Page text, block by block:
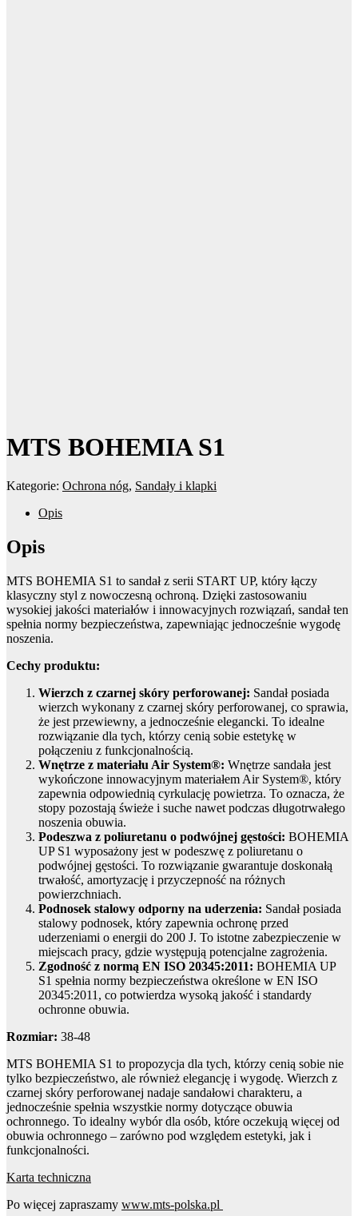
MTS BOHEMIA S1
Kategorie: Ochrona nóg, Sandały i klapki
Opis
Opis
MTS BOHEMIA S1 to sandał z serii START UP, który łączy
klasyczny styl z nowoczesną ochroną. Dzięki zastosowaniu
wysokiej jakości materiałów i innowacyjnych rozwiązań, sandał ten
spełnia normy bezpieczeństwa, zapewniając jednocześnie wygodę
noszenia.
Cechy produktu:
Wierzch z czarnej skóry perforowanej: Sandał posiada
wierzch wykonany z czarnej skóry perforowanej, co sprawia,
że jest przewiewny, a jednocześnie elegancki. To idealne
rozwiązanie dla tych, którzy cenią sobie estetykę w
połączeniu z funkcjonalnością.
Wnętrze z materiału Air System®: Wnętrze sandała jest
wykończone innowacyjnym materiałem Air System®, który
zapewnia odpowiednią cyrkulację powietrza. To oznacza, że
stopy pozostają świeże i suche nawet podczas długotrwałego
noszenia obuwia.
Podeszwa z poliuretanu o podwójnej gęstości: BOHEMIA
UP S1 wyposażony jest w podeszwę z poliuretanu o
podwójnej gęstości. To rozwiązanie gwarantuje doskonałą
trwałość, amortyzację i przyczepność na różnych
powierzchniach.
Podnosek stalowy odporny na uderzenia: Sandał posiada
stalowy podnosek, który zapewnia ochronę przed
uderzeniami o energii do 200 J. To istotne zabezpieczenie w
miejscach pracy, gdzie występują potencjalne zagrożenia.
Zgodność z normą EN ISO 20345:2011: BOHEMIA UP
S1 spełnia normy bezpieczeństwa określone w EN ISO
20345:2011, co potwierdza wysoką jakość i standardy
ochronne obuwia.
Rozmiar: 38-48
MTS BOHEMIA S1 to propozycja dla tych, którzy cenią sobie nie
tylko bezpieczeństwo, ale również elegancję i wygodę. Wierzch z
czarnej skóry perforowanej nadaje sandałowi charakteru, a
jednocześnie spełnia wszystkie normy dotyczące obuwia
ochronnego. To idealny wybór dla osób, które oczekują więcej od
obuwia ochronnego – zarówno pod względem estetyki, jak i
funkcjonalności.
Karta techniczna
Po więcej zapraszamy www.mts-polska.pl